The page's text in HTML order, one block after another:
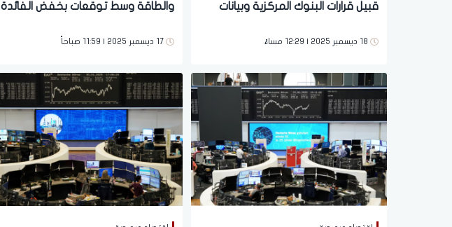
قبيل قرارات البنوك المركزية وبيانات
18 ديسمبر 2025 | 12:29 مساءً
والطاقة وسط توقعات بخفض الفائدة
17 ديسمبر 2025 | 11:59 صباحاً